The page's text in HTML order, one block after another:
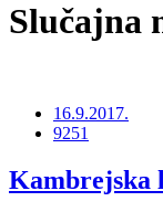
Slučajna
16.9.2017.
9251
Kambrejska